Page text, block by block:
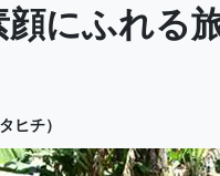
顔にふれる
ヒチ）